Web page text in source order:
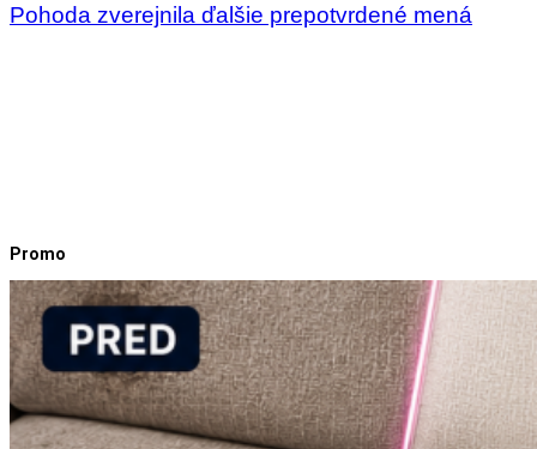
Pohoda zverejnila ďalšie prepotvrdené mená
Promo